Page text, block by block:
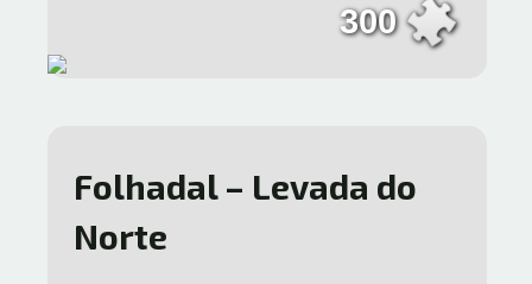
300
Folhadal – Levada do
Norte